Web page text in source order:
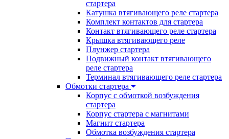
стартера
Катушка втягивающего реле стартера
Комплект контактов для стартера
Контакт втягивающего реле стартера
Крышка втягивающего реле
Плунжер стартера
Подвижный контакт втягивающего
реле стартера
Терминал втягивающего реле стартера
Обмотки стартера
Корпус с обмоткой возбуждения
стартера
Корпус стартера с магнитами
Магнит стартера
Обмотка возбуждения стартера